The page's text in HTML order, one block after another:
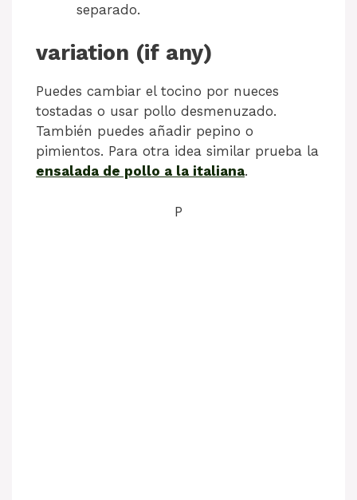
separado.
variation (if any)
Puedes cambiar el tocino por nueces
tostadas o usar pollo desmenuzado.
También puedes añadir pepino o
pimientos. Para otra idea similar prueba la
ensalada de pollo a la italiana.
P